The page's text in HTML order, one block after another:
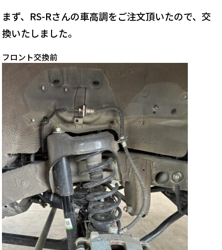
まず、RS-Rさんの車高調をご注文頂いたので、交
換いたしました。
フロント交換前